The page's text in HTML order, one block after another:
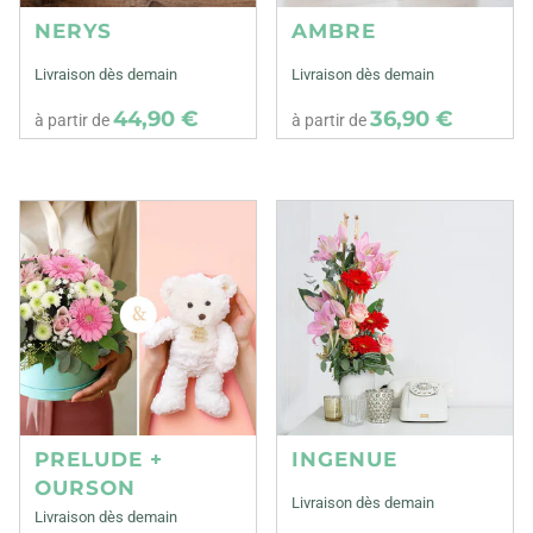
NERYS
Livraison dès demain
à partir de44,90 €
AMBRE
Livraison dès demain
à partir de36,90 €
PRELUDE +
OURSON
Livraison dès demain
INGENUE
Livraison dès demain